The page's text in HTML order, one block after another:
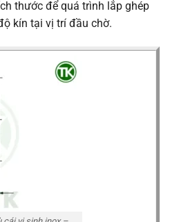
thước để quá trình lắp ghép
kín tại vị trí đầu chờ.